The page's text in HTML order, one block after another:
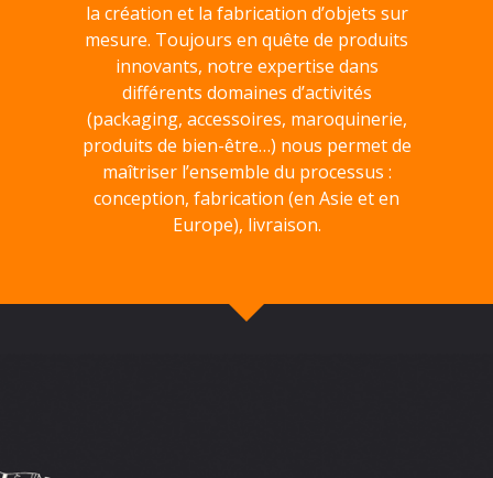
la création et la fabrication d’objets sur
mesure. Toujours en quête de produits
innovants, notre expertise dans
différents domaines d’activités
(packaging, accessoires, maroquinerie,
produits de bien-être…) nous permet de
maîtriser l’ensemble du processus :
conception, fabrication (en Asie et en
Europe), livraison.